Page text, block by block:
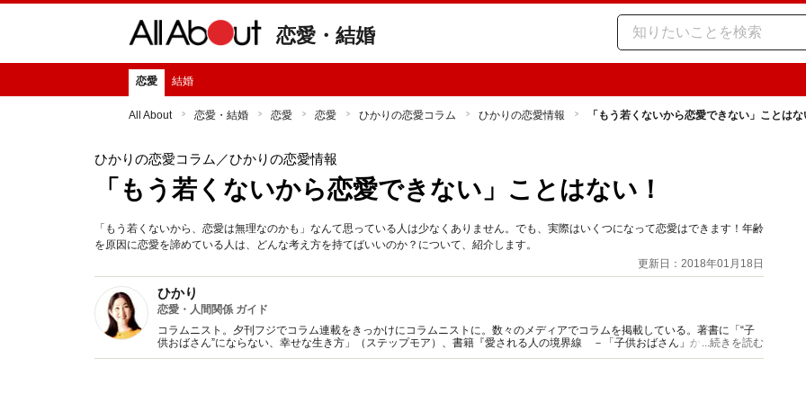
恋愛・結婚
恋愛 結婚
All About 恋愛・結婚 恋愛 恋愛 ひかりの恋愛コラム ひかりの恋愛情報 「もう若くないから恋愛できない」ことは
ひかりの恋愛コラム ／ひかりの恋愛情報
「もう若くないから恋愛できない」ことはない！
「もう若くないから、恋愛は無理なのかも」なんて思っている人は少なくありません。でも、実際はいくつになって恋愛はできます！年齢
を原因に恋愛を諦めている人は、どんな考え方を持てばいいのか？について、紹介します。
更新日：2018年01月18日
ひかり
恋愛・人間関係 ガイド
コラムニスト。夕刊フジでコラム連載をきっかけにコラムニストに。数々のメディアでコラムを掲載している。著書に「“子
供おばさん”にならない、幸せな生き方」（ステップモア）、書籍『愛される人の境界線 －「子供おばさん」から「大人女
子」に変わる方法』（KADOKAWA/中経出版)など。
...続きを読む